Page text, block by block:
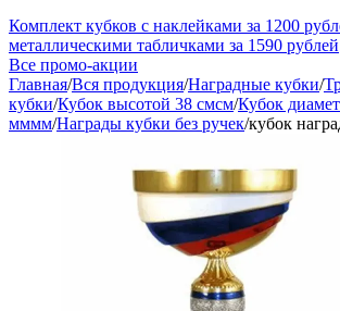
Комплект кубков с наклейками за 1200
металлическими табличками за 1590 рублей
Все промо-акции
Главная/Вся продукция/Наградные кубки/
кубки/Кубок высотой 38 смсм/Кубок
мммм/Награды кубки без ручек/кубок